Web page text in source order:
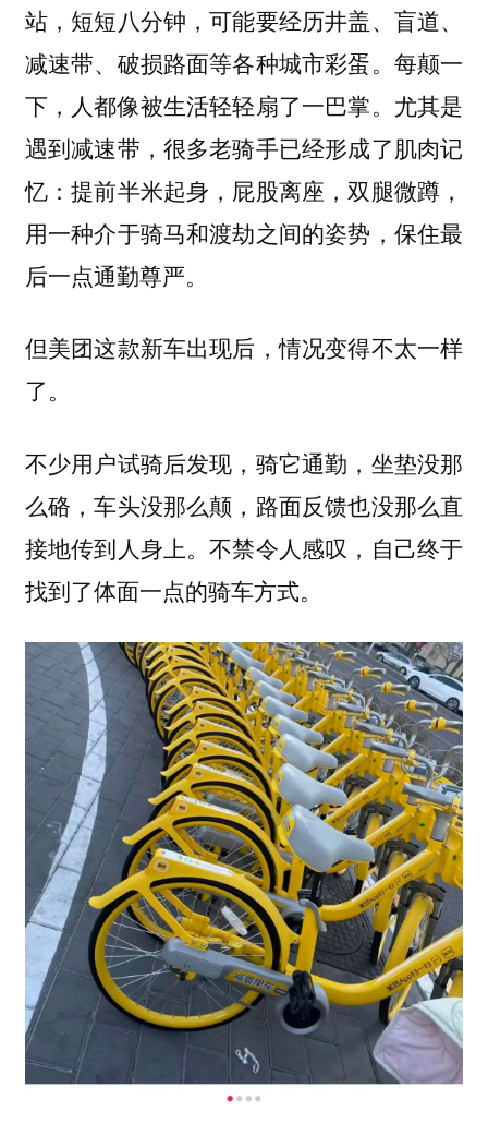
站，短短八分钟，可能要经历井盖、盲道、
减速带、破损路面等各种城市彩蛋。每颠一
下，人都像被生活轻轻扇了一巴掌。尤其是
遇到减速带，很多老骑手已经形成了肌肉记
忆：提前半米起身，屁股离座，双腿微蹲，
用一种介于骑马和渡劫之间的姿势，保住最
后一点通勤尊严。
但美团这款新车出现后，情况变得不太一样
了。
不少用户试骑后发现，骑它通勤，坐垫没那
么硌，车头没那么颠，路面反馈也没那么直
接地传到人身上。不禁令人感叹， 自己终于
找到了体面一点的骑车方式。